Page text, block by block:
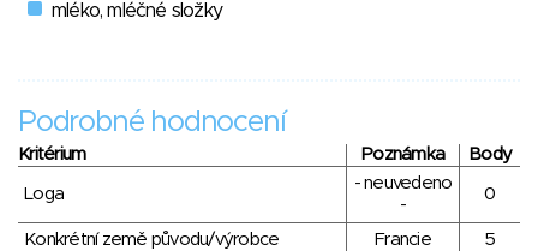
mléko, mléčné složky
Podrobné hodnocení
Kritérium Poznámka Body
Loga
- neuvedeno
-
0
Konkrétní země původu/výrobce Francie
5